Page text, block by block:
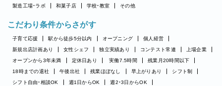
製造工場・ラボ
和菓子店 学校・教室 その他
こだわり条件からさがす
子育て応援 駅から徒歩5分以内 オープニング
個人経営
新規出店計画あり
女性シェフ 独立実績あり コンテスト常連
上場企業
オープンから3年未満
定休日あり 実働7.5時間
残業月20時間以下
18時までの退社
午後出社 残業ほぼなし 早上がりあり
シフト制
シフト自由・相談OK
週1日からOK
週2・3日からOK